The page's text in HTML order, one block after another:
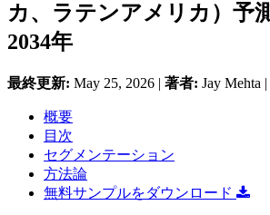
カ、ラテンアメリカ）予
2034年
最終更新: May 25, 2026 | 著者: Jay Mehta |
概要
目次
セグメンテーション
方法論
無料サンプルをダウンロード